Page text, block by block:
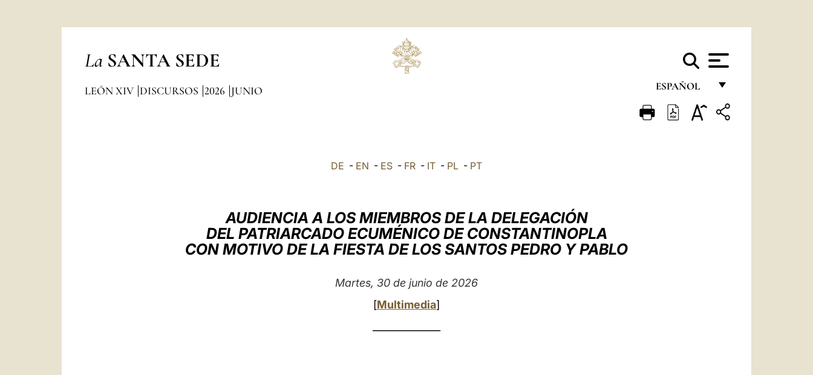
La SANTA SEDE
ESPAÑOL
FRANÇAIS
LEÓN XIV DISCURSOS 2026 JUNIO
DE - EN - ES - FR - IT - PL - PT
AUDIENCIA A LOS MIEMBROS DE LA DELEGACIÓN
DEL PATRIARCADO ECUMÉNICO DE CONSTANTINOPLA
CON MOTIVO DE LA FIESTA DE LOS SANTOS PEDRO Y PABLO
Martes, 30 de junio de 2026
[Multimedia]